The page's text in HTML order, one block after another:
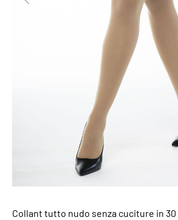
Collant tutto nudo senza cuciture in